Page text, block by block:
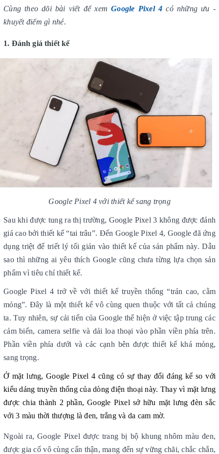
Cùng theo dõi bài viết để xemGoogle Pixel 4có những ưu -
khuyết điểm gì nhé.
1. Đánh giá thiết kế
Google Pixel 4 với thiết kế sang trọng
Sau khi được tung ra thị trường, Google Pixel 3 không được đánh
giá cao bởi thiết kế “tai trâu”. Đến Google Pixel 4, Google đã ứng
dụng triệt để triết lý tối giản vào thiết kế của sản phẩm này. Dẫu
sao thì những ai yêu thích Google cũng chưa từng lựa chọn sản
phẩm vì tiêu chí thiết kế.
Google Pixel 4 trở về với thiết kế truyền thống “trán cao, cằm
mỏng”. Đây là một thiết kế vô cùng quen thuộc với tất cả chúng
ta. Tuy nhiên, sự cải tiến của Google thể hiện ở việc tập trung các
cảm biến, camera selfie và dải loa thoại vào phần viền phía trên.
Phần viền phía dưới và các cạnh bên được thiết kế khá mỏng,
sang trọng.
Ở mặt lưng, Google Pixel 4 cũng có sự thay đổi đáng kể so với
kiểu dáng truyền thống của dòng điện thoại này. Thay vì mặt lưng
được chia thành 2 phần, Google Pixel sở hữu mặt lưng đèn sắc
với 3 màu thời thượng là đen, trắng và da cam mờ.
Ngoài ra, Google Pixel được trang bị bộ khung nhôm màu đen,
được gia cố vô cùng cẩn thận, mang đến sự vững chãi, chắc chắn,